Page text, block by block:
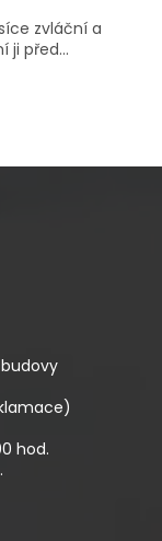
zvláční a
ji před...
hod.